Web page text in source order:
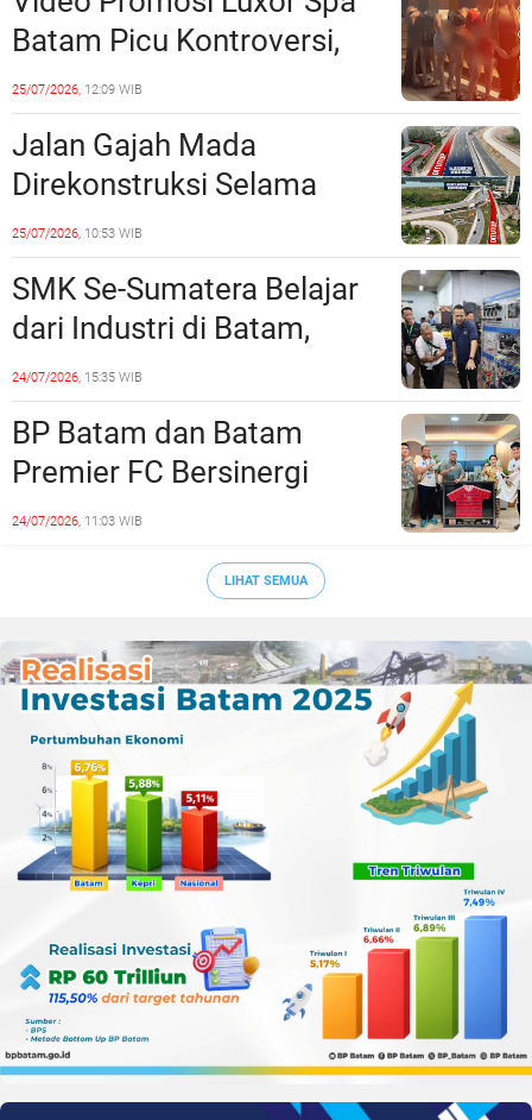
Batam Picu Kontroversi,
Dinilai Bermuatan Sensual
25/07/2026, 12:09 WIB
Jalan Gajah Mada
Direkonstruksi Selama
Empat Minggu, Ini Skema
Rekayasa Lalu Lintasnya
25/07/2026, 10:53 WIB
SMK Se-Sumatera Belajar
dari Industri di Batam,
Siapkan Lulusan Siap Kerja
Era Digital
24/07/2026, 15:35 WIB
BP Batam dan Batam
Premier FC Bersinergi
Cetak Generasi Emas
24/07/2026, 11:03 WIB
LIHAT SEMUA